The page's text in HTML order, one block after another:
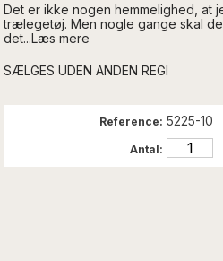
Det er ikke nogen hemmelighed, at
trælegetøj. Men nogle gange skal
det...Læs mere
SÆLGES UDEN ANDEN REGI
Reference: 5225-10
Antal: